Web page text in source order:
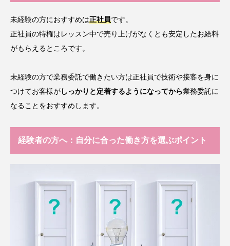
未経験の方におすすめは正社員です。
正社員の特権はレッスン中で売り上げがなくとも安定したお給料
がもらえるところです。
未経験の方で業務委託で働きたい方は正社員で技術や接客を身に
つけてお客様がしっかりと定着するようになってから業務委託に
なることをおすすめします。
経験者の方へ：自分に合った働き方を選ぶポイント